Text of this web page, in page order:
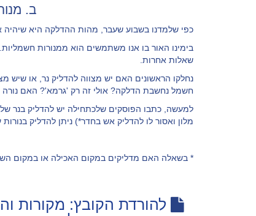
ב.
כפי שלמדנו בשבוע שעבר, מהות ההדלקה היא שיהיה
בימינו האור בו אנו משתמשים הוא ממנורות
שאלות אחרות.
נחלקו הראשונים האם יש מצווה להדליק נר, או שיש
חשמל נחשבת הדלקה? אולי זה רק 'גרמא'? האם נורה
למעשה, כתבו הפוסקים שלכתחילה יש להדליק בנר
מלון ואסור לו להדליק אש בחדר*) ניתן להדליק
* בשאלה האם מדליקים במקום האכילה או במקום
להורדת הקובץ: מקורות